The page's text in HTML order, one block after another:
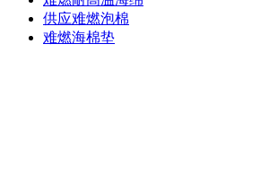
供应难燃泡棉
难燃海棉垫